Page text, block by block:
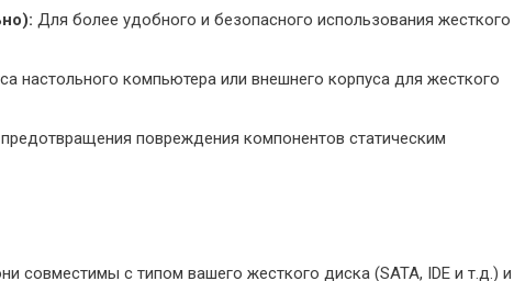
Для более удобного и безопасного использования жесткого
настольного компьютера или внешнего корпуса для жесткого
повреждения компонентов статическим
совместимы с типом вашего жесткого диска (SATA, IDE и т.д.) и